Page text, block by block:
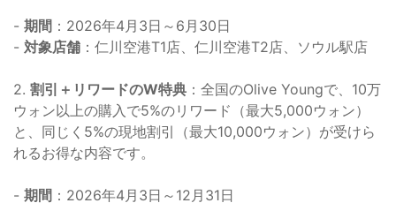
- 期間 ：2026年4月3日～6月30日
- 対象店舗 ：仁川空港T1店、仁川空港T2店、ソウル駅店
2. 割引＋リワードのW特典 ：全国のOlive Youngで、10万
ウォン以上の購入で5%のリワード（最大5,000ウォン）
と、同じく5%の現地割引（最大10,000ウォン）が受けら
れるお得な内容です。
- 期間 ：2026年4月3日～12月31日